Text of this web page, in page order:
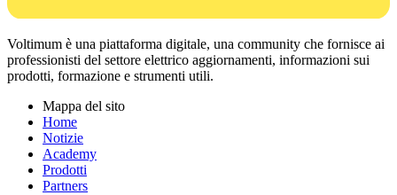
Voltimum è una piattaforma digitale, una community che fornisce ai
professionisti del settore elettrico aggiornamenti, informazioni sui
prodotti, formazione e strumenti utili.
Mappa del sito
Home
Notizie
Academy
Prodotti
Partners